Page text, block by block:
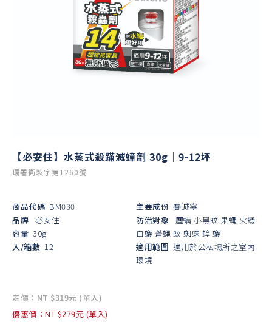
【必安住】水蒸式殺蹣滅蟑劑 30g｜9-12坪
環署衛製字第1260號
商品代碼 BM030
品牌 必安住
容量 30g
入/箱數 12
主要成份 賽滅寧
防治對象
塵螨 小黑蚊 果蠅 火蟻
白蟻 蒼蠅 蚊 蜘蛛 蟑 蟻
適用範圍 適用於公私場所之室內
環境
定價：NT $319元 (單入)
優惠價：NT $279元 (單入)